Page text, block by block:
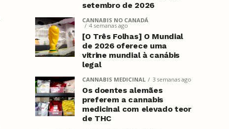
setembro de 2026
CANNABIS NO CANADÁ
4 semanas ago
[O Três Folhas] O Mundial
de 2026 oferece uma
vitrine mundial à canábis
legal
CANNABIS MEDICINAL 3 semanas ago
Os doentes alemães
preferem a cannabis
medicinal com elevado teor
de THC